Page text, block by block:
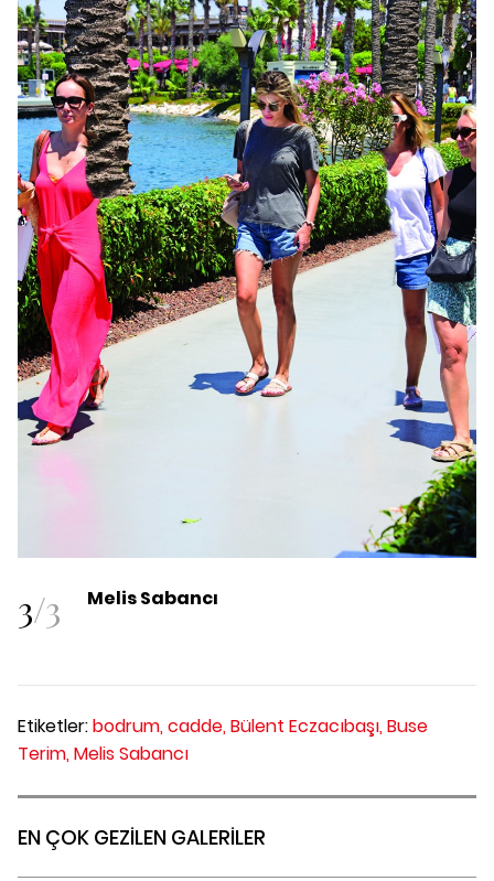
3/3 Melis Sabancı
Etiketler:bodrum, cadde, Bülent Eczacıbaşı, Buse
Terim, Melis Sabancı
EN ÇOK GEZİLEN GALERİLER